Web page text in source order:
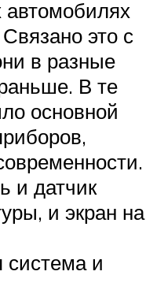
автомобилях
это с
в разные
В те
основной
и датчик
и экран на
система и